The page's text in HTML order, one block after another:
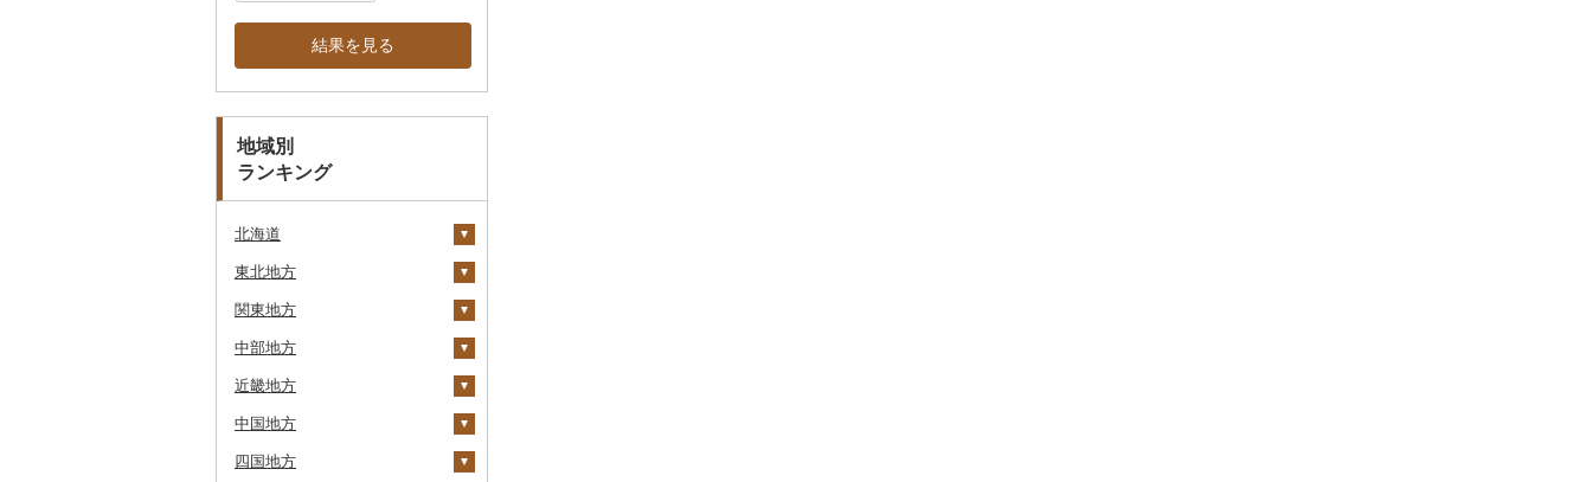
結果を見る
地域別
ランキング
北海道
安平町
八雲町
鹿部町
江差町
白老町
せたな町
東北地方
青森県
十和田市
大鰐町
南部町
五戸町
岩手県
宮古市
軽米町
岩手町
宮城県
柴田町
色麻町
秋田県
大潟村
山形県
関東地方
茨城県
土浦市
取手市
つくば市
栃木県
那須塩原市
市貝町
群馬県
榛東村
埼玉県
中部地方
新潟県
十日町市
弥彦村
富山県
射水市
石川県
近畿地方
三重県
鈴鹿市
滋賀県
中国地方
鳥取県
四国地方